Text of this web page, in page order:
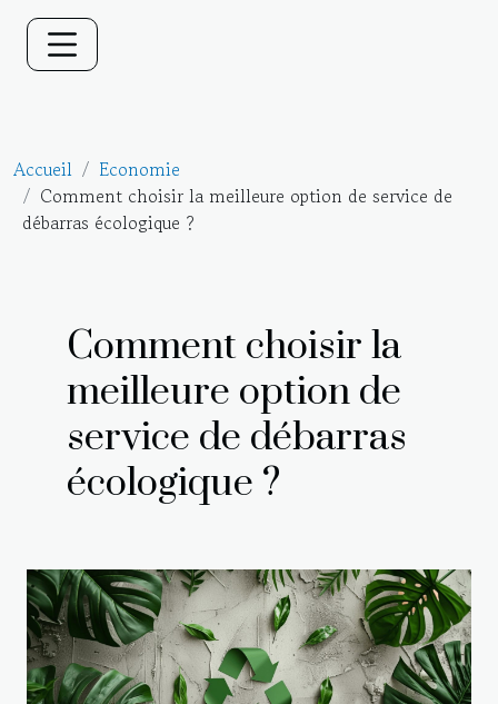
Accueil
Economie
Comment choisir la meilleure option de service de
débarras écologique ?
Comment choisir la
meilleure option de
service de débarras
écologique ?